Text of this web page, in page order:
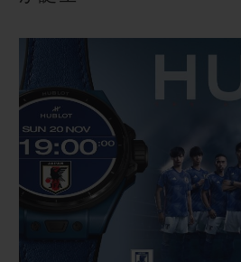
BIG BANG
SUMMER MULTI-
COLORED CERAMIC
PEACH
EXCLUSIVE SERVICES